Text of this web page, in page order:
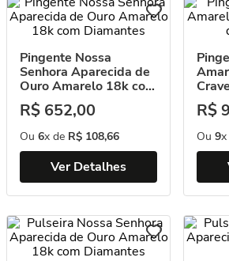
Pingente Nossa
Senhora Aparecida de
Ouro Amarelo 18k com
Diamantes
R$ 652,00
Ou 6x de R$ 108,66
Ver Detalhes
R$
Ou 9x